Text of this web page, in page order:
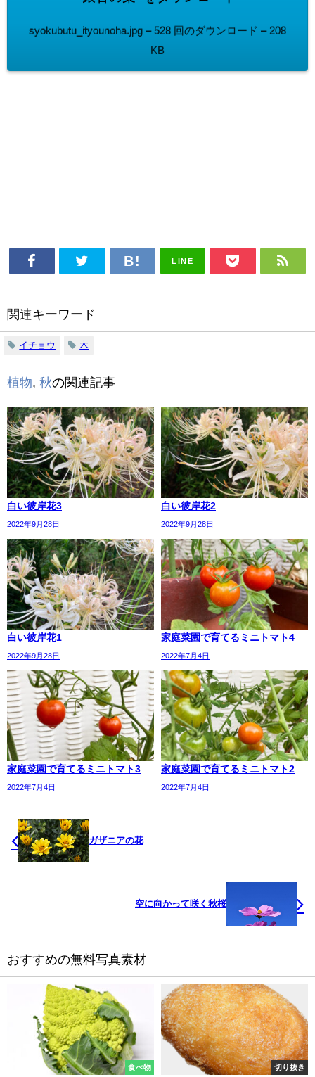
syokubutu_ityounoha.jpg – 528 回のダウンロード – 208
KB
LINE
関連キーワード
イチョウ 木
植物, 秋の関連記事
白い彼岸花3
2022年9月28日
白い彼岸花2
2022年9月28日
白い彼岸花1
2022年9月28日
家庭菜園で育てるミニトマト4
2022年7月4日
家庭菜園で育てるミニトマト3
2022年7月4日
家庭菜園で育てるミニトマト2
2022年7月4日
ガザニアの花
空に向かって咲く秋桜
おすすめの無料写真素材
食べ物 切り抜き